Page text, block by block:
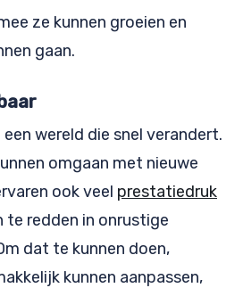
ze kunnen groeien en
gaan.
een wereld die snel verandert.
omgaan met nieuwe
ook veel prestatiedruk
te redden in onrustige
dat te kunnen doen,
kunnen aanpassen,